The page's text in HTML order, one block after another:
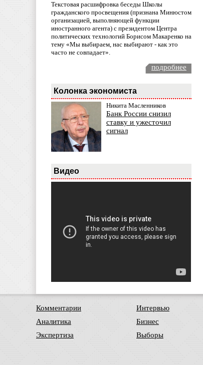
Текстовая расшифровка беседы Школы
гражданского просвещения (признана Минюстом
организацией, выполняющей функции
иностранного агента) с президентом Центра
политических технологий Борисом Макаренко на
тему «Мы выбираем, нас выбирают - как это
часто не совпадает».
подробнее
Колонка экономиста
Никита Масленников
Банк России снизил
ставку и ужесточил
сигнал
Видео
Комментарии
Аналитика
Экспертиза
Интервью
Бизнес
Выборы